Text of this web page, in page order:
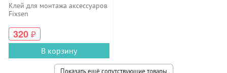
Клей для монтажа аксессуаров
Fixsen
320 ₽
В корзину
Показать ещё сопутствующие товары